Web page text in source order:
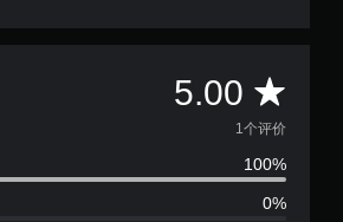
5.00 平
均
评
1个评价
100%
0%